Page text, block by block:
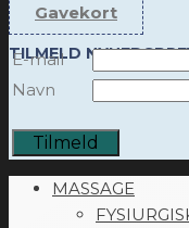
Gavekort
TILMELD
E-mail
Navn
MASSAGE